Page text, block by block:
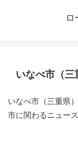
ロ
いなべ市（
いなべ市（三重県
市に関わるニュー